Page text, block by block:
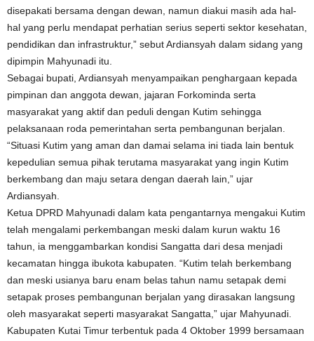
disepakati bersama dengan dewan, namun diakui masih ada hal-
hal yang perlu mendapat perhatian serius seperti sektor kesehatan,
pendidikan dan infrastruktur,” sebut Ardiansyah dalam sidang yang
dipimpin Mahyunadi itu.
Sebagai bupati, Ardiansyah menyampaikan penghargaan kepada
pimpinan dan anggota dewan, jajaran Forkominda serta
masyarakat yang aktif dan peduli dengan Kutim sehingga
pelaksanaan roda pemerintahan serta pembangunan berjalan.
“Situasi Kutim yang aman dan damai selama ini tiada lain bentuk
kepedulian semua pihak terutama masyarakat yang ingin Kutim
berkembang dan maju setara dengan daerah lain,” ujar
Ardiansyah.
Ketua DPRD Mahyunadi dalam kata pengantarnya mengakui Kutim
telah mengalami perkembangan meski dalam kurun waktu 16
tahun, ia menggambarkan kondisi Sangatta dari desa menjadi
kecamatan hingga ibukota kabupaten. “Kutim telah berkembang
dan meski usianya baru enam belas tahun namu setapak demi
setapak proses pembangunan berjalan yang dirasakan langsung
oleh masyarakat seperti masyarakat Sangatta,” ujar Mahyunadi.
Kabupaten Kutai Timur terbentuk pada 4 Oktober 1999 bersamaan